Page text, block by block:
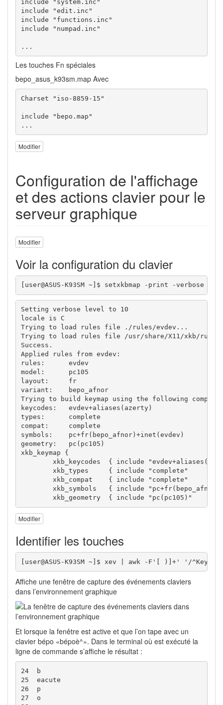
include "system.inc"
include "edit.inc"
include "functions.inc"
include "numpad.inc"
...
Les touches Fn spéciales
bepo_asus_k93sm.map Avec
Charset "iso-8859-15"
include "bepo.map"
...
Modifier
Configuration de l'affichage
et des actions clavier pour le
serveur graphique
Modifier
Voir la configuration du clavier
[user@ASUS-K93SM ~]$ setxkbmap -print -verbose 10
Setting verbose level to 10
locale is C
Trying to load rules file ./rules/evdev...
Trying to load rules file /usr/share/X11/xkb/
Success.
Applied rules from evdev:
rules:      evdev
model:      pc105
layout:     fr
variant:    bepo_afnor
Trying to build keymap using the following
keycodes:   evdev+aliases(azerty)
types:      complete
compat:     complete
symbols:    pc+fr(bepo_afnor)+inet(evdev)
geometry:   pc(pc105)
xkb_keymap {
xkb_keycodes  { include
        xkb_types     { include "complete"      };
        xkb_compat    { include "complete"      };
xkb_symbols   { include
        xkb_geometry  { include "pc(pc105)"     };
Modifier
Identifier les touches
[user@ASUS-K93SM ~]$ xev | awk -F'[ )]+' '/
Affiche une fenêtre de capture des événements claviers
dans l’environnement graphique
Et lorsque la fenêtre est active et que l’on tape avec un
clavier bépo «bépoè^». Dans le terminal où est exécuté la
ligne de commande s’affiche le résultat :
24  b
25  eacute
26  p
27  o